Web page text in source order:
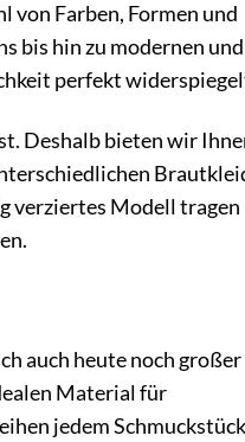
von Farben, Formen und
bis hin zu modernen und
perfekt
Deshalb bieten wir
verziertes Modell tragen
auch heute noch großer
Material für
jedem